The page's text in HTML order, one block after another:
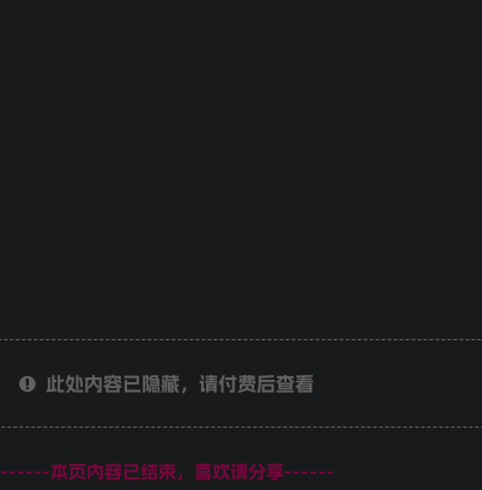
此处内容已隐藏，请付费后查看
------本页内容已结束，喜欢请分享------